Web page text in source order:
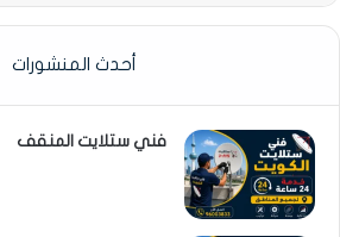
أحدث المنشورات
فني ستلايت المنقف